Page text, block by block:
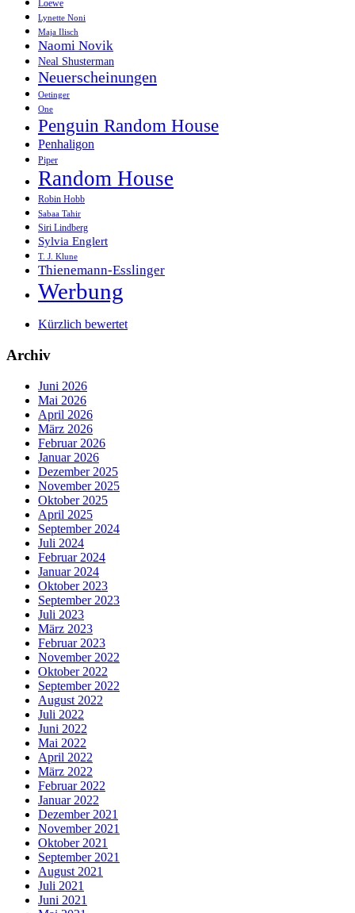
Loewe
Lynette Noni
Maja Ilisch
Naomi Novik
Neal Shusterman
Neuerscheinungen
Oetinger
One
Penguin Random House
Penhaligon
Piper
Random House
Robin Hobb
Sabaa Tahir
Siri Lindberg
Sylvia Englert
T. J. Klune
Thienemann-Esslinger
Werbung
Kürzlich bewertet
Archiv
Juni 2026
Mai 2026
April 2026
März 2026
Februar 2026
Januar 2026
Dezember 2025
November 2025
Oktober 2025
April 2025
September 2024
Juli 2024
Februar 2024
Januar 2024
Oktober 2023
September 2023
Juli 2023
März 2023
Februar 2023
November 2022
Oktober 2022
September 2022
August 2022
Juli 2022
Juni 2022
Mai 2022
April 2022
März 2022
Februar 2022
Januar 2022
Dezember 2021
November 2021
Oktober 2021
September 2021
August 2021
Juli 2021
Juni 2021